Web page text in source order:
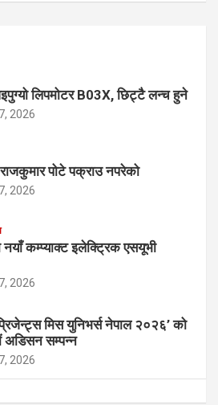
लिपमोटर B03X, छिट्टै लन्च हुने
2026
पोटे पक्राउ नपरेको
2026
नयाँ कम्प्याक्ट इलेक्ट्रिक एसयूभी
2026
मिस युनिभर्स नेपाल २०२६’ को
अडिसन सम्पन्न
2026